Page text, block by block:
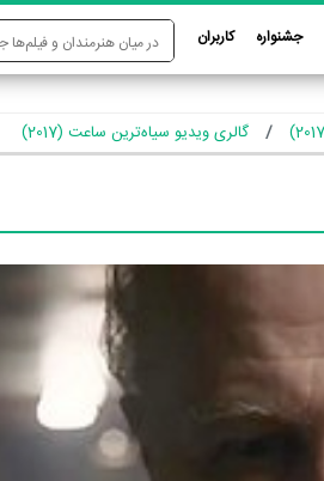
جشنواره کاربران
گالری ویدیو سیاه‌ترین ساعت (2017)